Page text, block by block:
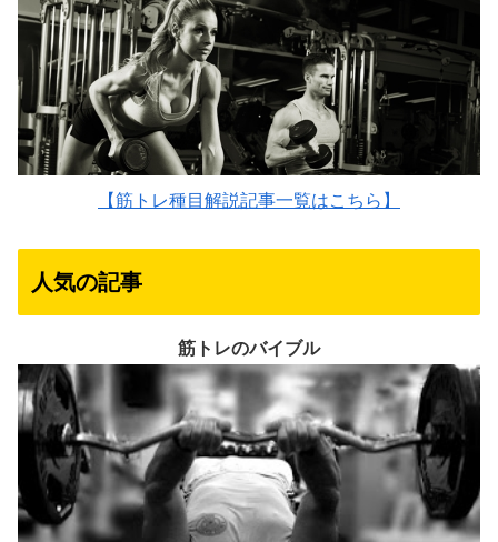
【筋トレ種目解説記事一覧はこちら】
人気の記事
筋トレのバイブル